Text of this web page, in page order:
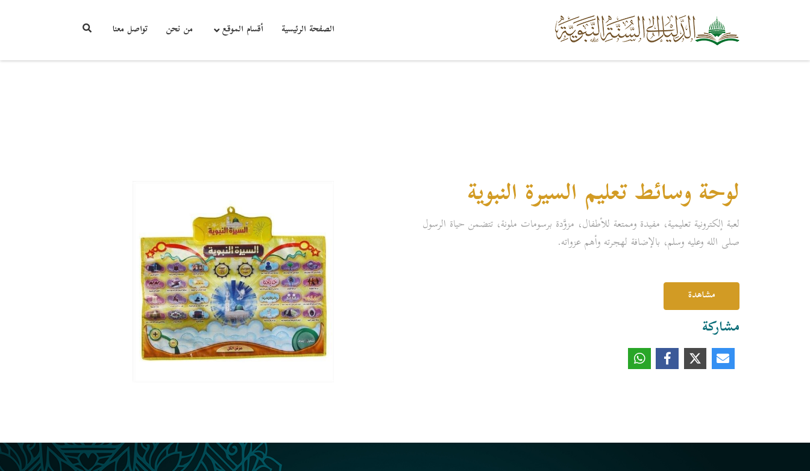
الصفحة الرئيسية أقسام الموقع من نحن تواصل معنا
لوحة وسائط تعليم السيرة النبوية
لعبة إلكترونية تعليمية، مفيدة وممتعة للأطفال، مزوَّدة برسومات ملونة، تتضمن حياة الرسول
صلى الله وعليه وسلم، بالإضافة لهجرته وأهم عزواته.
مشاهدة
مشاركة